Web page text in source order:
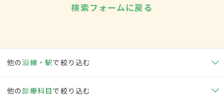
検索フォームに戻る
他の沿線・駅で絞り込む
他の 診療科目で絞り込む